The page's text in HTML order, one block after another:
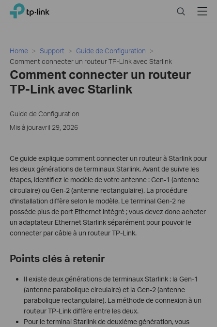
Click
navigation
TP-Link, Reliably Smart SearchMenu
Home Support
Guide de Configuration
Comment connecter un routeur TP-Link avec Starlink
Comment connecter un routeur
TP-Link avec Starlink
Guide de Configuration
Mis à jouravril 29, 2026
Ce guide explique comment connecter un routeur à Starlink pour
les deux générations de terminaux Starlink. Avant de suivre les
étapes, identifiez le modèle de votre antenne : Gen-1 (antenne
circulaire) ou Gen-2 (antenne rectangulaire). La procédure
d'installation diffère selon le modèle. Le terminal Gen-2 ne
possède plus de port Ethernet intégré ; vous devez donc acheter
un adaptateur Ethernet Starlink séparément pour pouvoir le
connecter par câble à un routeur TP-Link.
Points clés à retenir
Il existe deux générations de terminaux Starlink : la Gen-1
(antenne parabolique circulaire) et la Gen-2 (antenne
parabolique rectangulaire). La méthode de connexion à un
routeur TP-Link diffère entre les deux.
Pour le terminal Starlink de deuxième génération, vous